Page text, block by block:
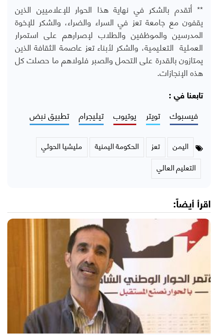
** أتقدم بالشكر في نهاية هذا الحوار للإعلاميين الذين
يقفون مع جامعة تعز في السراء والضراء، والشكر للإخوة
المدرسين والموظفين والطلاب لإصرارهم على استمرار
العملية التعليمية، والشكر لأبناء تعز عاصمة الثقافة الذين
يمتازون بالقدرة على التحمل والصبر فلولاهم ما حصلت كل
هذه الإنجازات.
تابعنا في :
فيسبوك تويتر يوتيوب تيليجرام تطبيق نبض
اليمن تعز الحكومة اليمنية
مليشيا الحوثي
التعليم العالي
اقرأ أيضاً: